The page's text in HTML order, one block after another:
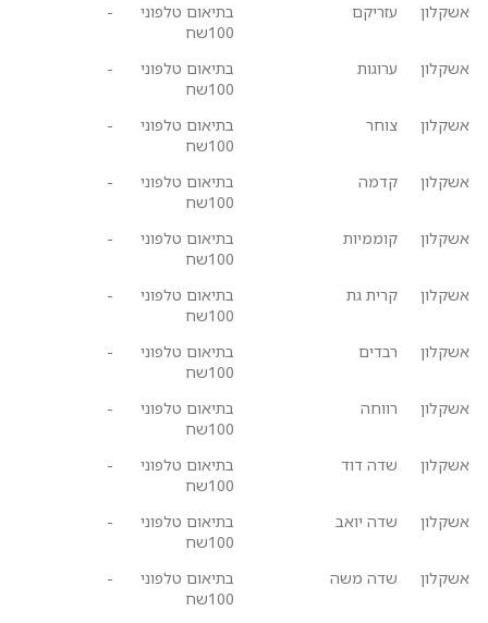
אשקלון עזריקם
בתיאום טלפוני
100שח
-
אשקלון ערוגות
בתיאום טלפוני
100שח
-
אשקלון צוחר
בתיאום טלפוני
100שח
-
אשקלון קדמה
בתיאום טלפוני
100שח
-
אשקלון קוממיות
בתיאום טלפוני
100שח
-
אשקלון קרית גת
בתיאום טלפוני
100שח
-
אשקלון רבדים
בתיאום טלפוני
100שח
-
אשקלון רווחה
בתיאום טלפוני
100שח
-
אשקלון שדה דוד
בתיאום טלפוני
100שח
-
אשקלון שדה יואב
בתיאום טלפוני
100שח
-
אשקלון שדה משה
בתיאום טלפוני
100שח
-